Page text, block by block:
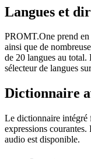
Langues et
PROMT.One prend
ainsi que de
de 20 langues au total.
sélecteur de langues
Dictionnaire
Le dictionnaire intégré
expressions
audio est disponible.